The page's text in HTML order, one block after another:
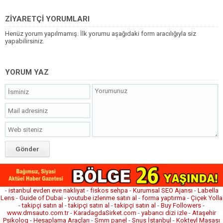
ZİYARETÇİ YORUMLARI
Henüz yorum yapılmamış. İlk yorumu aşağıdaki form aracılığıyla siz
yapabilirsiniz.
YORUM YAZ
- istanbul evden eve nakliyat- fiskos sehpa- Kurumsal SEO Ajansı - Labella
Lens - Guide of Dubai - youtube izlenme satın al - forma yaptırma - Çiçek Yolla
-takipçi satın al -takipçi satın al -takipçi satın al - Buy Followers -
www.dmsauto.com.tr- KaradagdaSirket.com - yabancı dizi izle - Ataşehir
Psikolog - Hesaplama Araçları - Smm panel - Snus İstanbul - Kokteyl Masası